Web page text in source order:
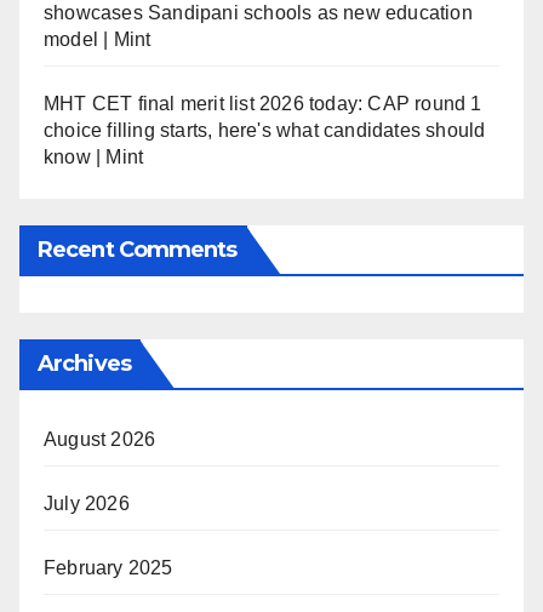
showcases Sandipani schools as new education
model | Mint
MHT CET final merit list 2026 today: CAP round 1
choice filling starts, here's what candidates should
know | Mint
Recent Comments
Archives
August 2026
July 2026
February 2025